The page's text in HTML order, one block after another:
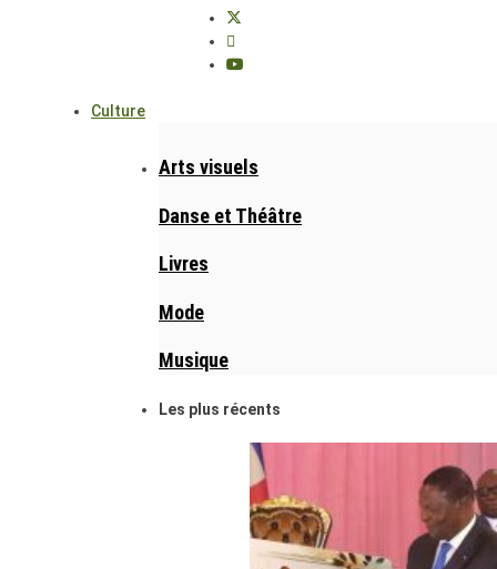
Culture
Arts visuels
Danse et Théâtre
Livres
Mode
Musique
Les plus récents